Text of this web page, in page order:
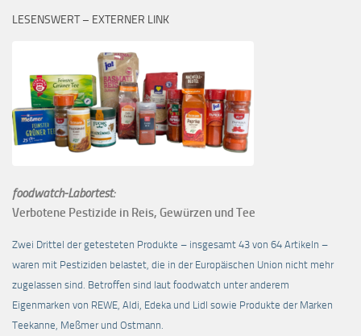
LESENSWERT – EXTERNER LINK
foodwatch-Labortest:
Verbotene Pestizide in Reis, Gewürzen und Tee
Zwei Drittel der getesteten Produkte – insgesamt 43 von 64 Artikeln –
waren mit Pestiziden belastet, die in der Europäischen Union nicht mehr
zugelassen sind. Betroffen sind laut foodwatch unter anderem
Eigenmarken von REWE, Aldi, Edeka und Lidl sowie Produkte der Marken
Teekanne, Meßmer und Ostmann.